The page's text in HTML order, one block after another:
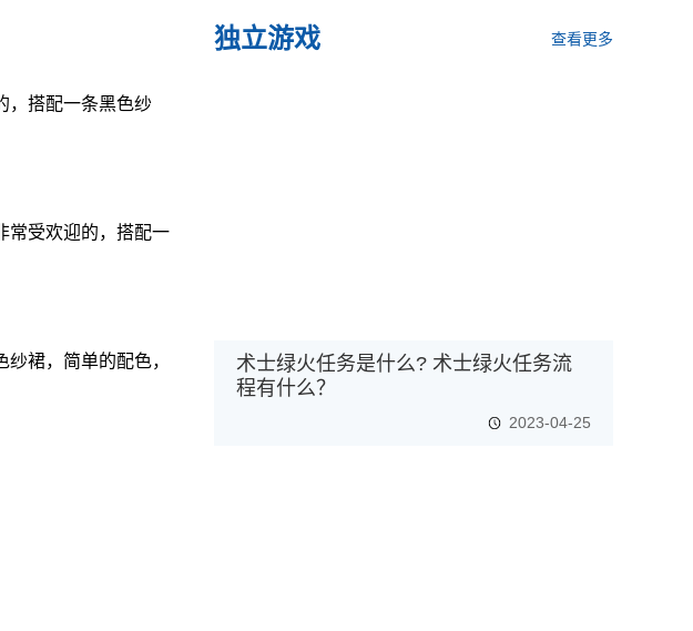
，搭配一条黑色纱
常受欢迎的，搭配一
裙，简单的配色，
独立游戏 查看更多
术士绿火任务是什么? 术士绿火任务流
程有什么？
2023-04-25